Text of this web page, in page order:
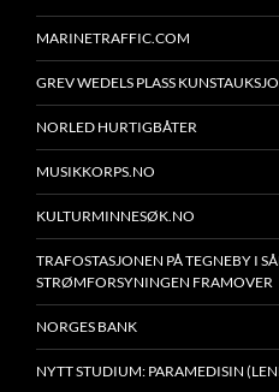
MARINETRAFFIC.COM
GREV WEDELS PLASS
NORLED HURTIGBÅTER
MUSIKKORPS.NO
KULTURMINNESØK.NO
TRAFOSTASJONEN PÅ TEGNEBY I
STRØMFORSYNINGEN FRAMOVER
NORGES BANK
NYTT STUDIUM: PARAMEDISIN